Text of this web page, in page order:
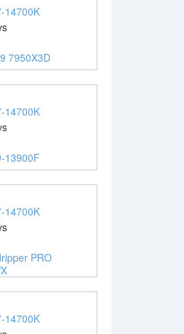
14700K
7950X3D
14700K
13900F
14700K
PRO
14700K